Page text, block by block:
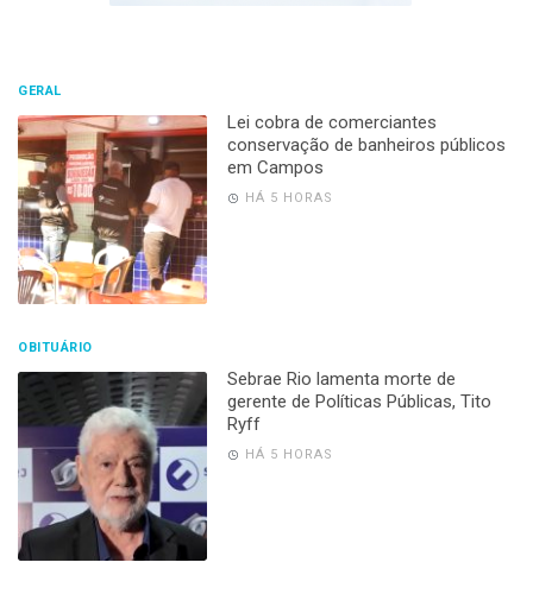
GERAL
Lei cobra de comerciantes
conservação de banheiros públicos
em Campos
HÁ 5 HORAS
OBITUÁRIO
Sebrae Rio lamenta morte de
gerente de Políticas Públicas, Tito
Ryff
HÁ 5 HORAS